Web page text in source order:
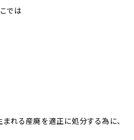
では
れる産廃を適正に処分する為に、